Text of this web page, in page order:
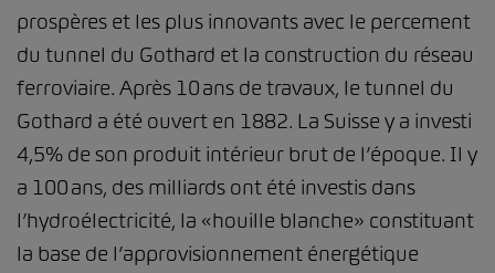
prospères et les plus innovants avec le percement
du tunnel du Gothard et la construction du réseau
ferroviaire. Après 10 ans de travaux, le tunnel du
Gothard a été ouvert en 1882. La Suisse y a investi
4,5% de son produit intérieur brut de l’époque. Il y
a 100 ans, des milliards ont été investis dans
l’hydroélectricité, la «houille blanche» constituant
la base de l’approvisionnement énergétique